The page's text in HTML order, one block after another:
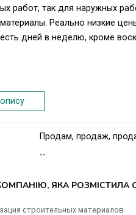
работ, так для наружных
Реально низкие
дней в неделю, кроме
Продам, продаж,
--
ЯКА
строительных материалов